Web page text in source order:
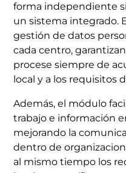
forma independiente
un sistema integrado.
gestión de datos
cada centro,
procese siempre de
local y a los requisitos
Además, el módulo
trabajo e información
mejorando la
dentro de
al mismo tiempo los